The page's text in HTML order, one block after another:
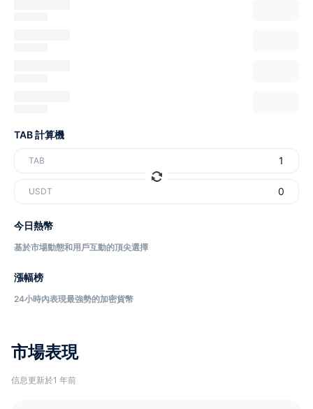
市場表現
信息更新於1 年前
TAB 計算機
TAB
USDT
今日熱幣
基於市場動態和用戶互動的頂尖選擇
漲幅榜
24小時內表現最強勢的加密貨幣